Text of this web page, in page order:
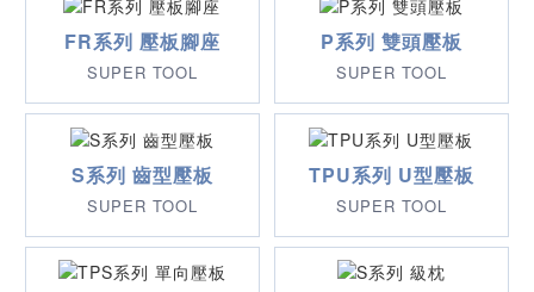
FR系列 壓板腳座
SUPER TOOL
P系列 雙頭壓板
SUPER TOOL
S系列 齒型壓板
SUPER TOOL
TPU系列 U型壓板
SUPER TOOL